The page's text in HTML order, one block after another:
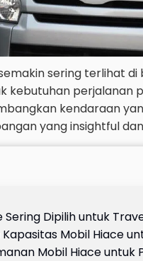
sering terlihat
perjalanan
kendaraan
yang insightful dan
Sering Dipilih untuk
Kapasitas Mobil Hiace
Mobil Hiace untuk